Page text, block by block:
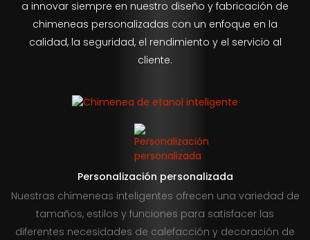
a innovar siempre en nuestro diseño y fabricación de
chimeneas personalizadas con un enfoque en la
calidad, la seguridad, el rendimiento y el servicio al
cliente.
Personalización personalizada
Nuestras chimeneas inteligentes ofrecen una variedad de
tamaños, estilos y funciones para satisfacer las
diferentes necesidades de calefacción y decoración de